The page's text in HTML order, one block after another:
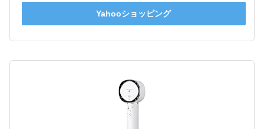
Yahooショッピング